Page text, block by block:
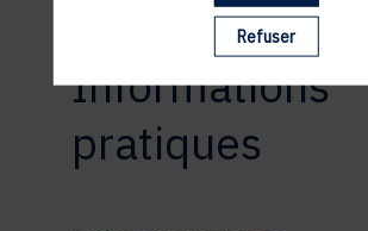
Informations
pratiques
Refuser